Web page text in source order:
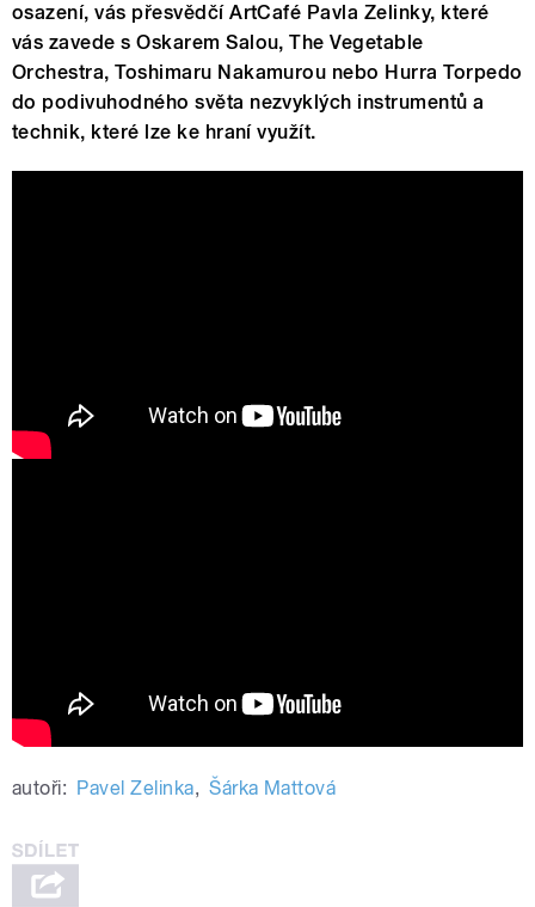
osazení, vás přesvědčí ArtCafé Pavla Zelinky, které
vás zavede s Oskarem Salou, The Vegetable
Orchestra, Toshimaru Nakamurou nebo Hurra Torpedo
do podivuhodného světa nezvyklých instrumentů a
technik, které lze ke hraní využít.
autoři: Pavel Zelinka, Šárka Mattová